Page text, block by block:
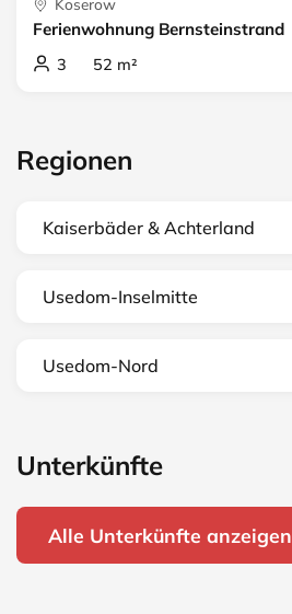
Ferienwohnung Bernsteinstrand
3 52 m²
Regionen
Kaiserbäder & Achterland
Usedom-Inselmitte
Usedom-Nord
Unterkünfte
Alle Unterkünfte anzeigen